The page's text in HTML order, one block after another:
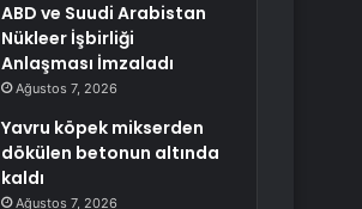
ABD ve Suudi Arabistan
Nükleer İşbirliği
Anlaşması İmzaladı
Ağustos 7, 2026
Yavru köpek mikserden
dökülen betonun altında
kaldı
Ağustos 7, 2026